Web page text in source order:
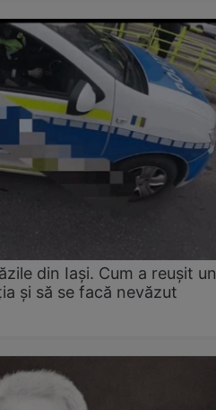
din Iași. Cum a reușit un
și să se facă nevăzut